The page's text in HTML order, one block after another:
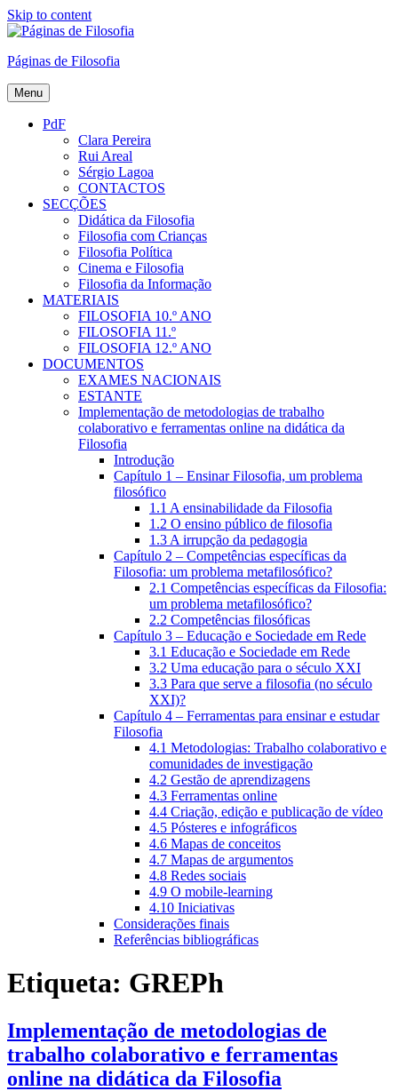
Skip to content
Páginas de Filosofia
Menu
PdF
Clara Pereira
Rui Areal
Sérgio Lagoa
CONTACTOS
SECÇÕES
Didática da Filosofia
Filosofia com Crianças
Filosofia Política
Cinema e Filosofia
Filosofia da Informação
MATERIAIS
FILOSOFIA 10.º ANO
FILOSOFIA 11.º
FILOSOFIA 12.º ANO
DOCUMENTOS
EXAMES NACIONAIS
ESTANTE
Implementação de metodologias de trabalho
colaborativo e ferramentas online na didática da
Filosofia
Introdução
Capítulo 1 – Ensinar Filosofia, um problema
filosófico
1.1 A ensinabilidade da Filosofia
1.2 O ensino público de filosofia
1.3 A irrupção da pedagogia
Capítulo 2 – Competências específicas da
Filosofia: um problema metafilosófico?
2.1 Competências específicas da Filosofia:
um problema metafilosófico?
2.2 Competências filosóficas
Capítulo 3 – Educação e Sociedade em Rede
3.1 Educação e Sociedade em Rede
3.2 Uma educação para o século XXI
3.3 Para que serve a filosofia (no século
XXI)?
Capítulo 4 – Ferramentas para ensinar e estudar
Filosofia
4.1 Metodologias: Trabalho colaborativo e
comunidades de investigação
4.2 Gestão de aprendizagens
4.3 Ferramentas online
4.4 Criação, edição e publicação de vídeo
4.5 Pósteres e infográficos
4.6 Mapas de conceitos
4.7 Mapas de argumentos
4.8 Redes sociais
4.9 O mobile-learning
4.10 Iniciativas
Considerações finais
Referências bibliográficas
Etiqueta: GREPh
Implementação de metodologias de
trabalho colaborativo e ferramentas
online na didática da Filosofia